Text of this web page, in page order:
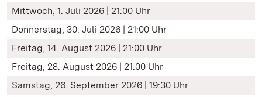
Mittwoch, 1. Juli 2026 | 21:00 Uhr
Donnerstag, 30. Juli 2026 | 21:00 Uhr
Freitag, 14. August 2026 | 21:00 Uhr
Freitag, 28. August 2026 | 21:00 Uhr
Samstag, 26. September 2026 | 19:30 Uhr